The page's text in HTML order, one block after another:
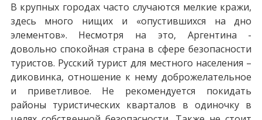
В крупных городах часто случаются мелкие кражи,
здесь много нищих и «опустившихся на дно
элементов». Несмотря на это, Аргентина -
довольно спокойная страна в сфере безопасности
туристов. Русский турист для местного населения –
диковинка, отношение к нему доброжелательное
и приветливое. Не рекомендуется покидать
районы туристических кварталов в одиночку в